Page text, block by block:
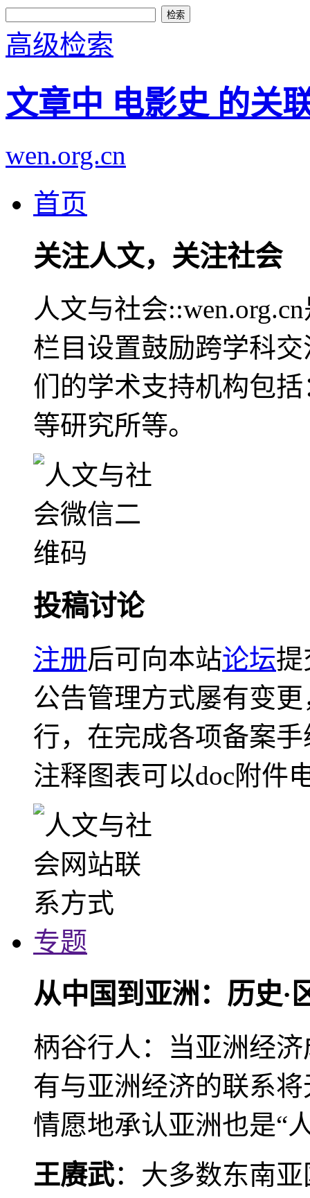
高级检索
文章中 电影史 的关
wen.org.cn
首页
关注人文，关注社会
人文与社会
栏目设置鼓励跨学科
们的学术支持机构包
等研究所等。
投稿讨论
注册后可向本站论坛提
公告管理方式屡有变
行，在完成各项备案
注释图表可以doc附件
专题
从中国到亚洲：历史·
柄谷行人：当亚洲经
有与亚洲经济的联系
情愿地承认亚洲也是“
王赓武：大多数东南